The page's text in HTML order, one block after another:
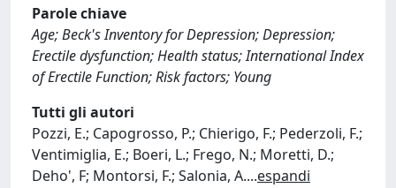
Parole chiave
Age; Beck's Inventory for Depression; Depression;
Erectile dysfunction; Health status; International Index
of Erectile Function; Risk factors; Young
Tutti gli autori
Pozzi, E.; Capogrosso, P.; Chierigo, F.; Pederzoli, F.;
Ventimiglia, E.; Boeri, L.; Frego, N.; Moretti, D.;
Deho', F; Montorsi, F.; Salonia, A....espandi